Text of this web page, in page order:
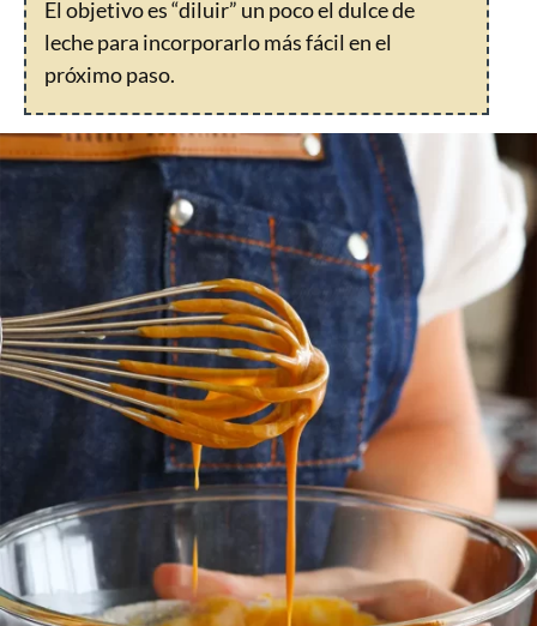
El objetivo es “diluir” un poco el dulce de
leche para incorporarlo más fácil en el
próximo paso.